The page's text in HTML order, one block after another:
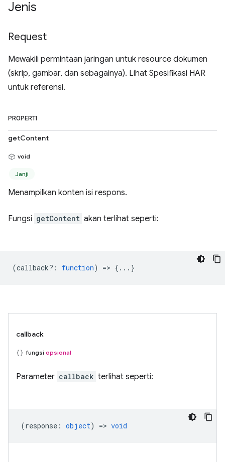
Jenis
Request
Mewakili permintaan jaringan untuk resource dokumen
(skrip, gambar, dan sebagainya). Lihat Spesifikasi HAR
untuk referensi.
PROPERTI
getContent
void
Janji
Menampilkan konten isi respons.
Fungsi getContent akan terlihat seperti:
(callback? : function) => {...}
callback
fungsi opsional
Parameter callback terlihat seperti:
(response : object) => void